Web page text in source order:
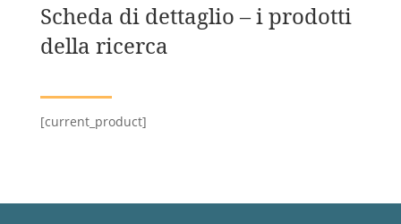
Scheda di dettaglio – i prodotti
della ricerca
[current_product]